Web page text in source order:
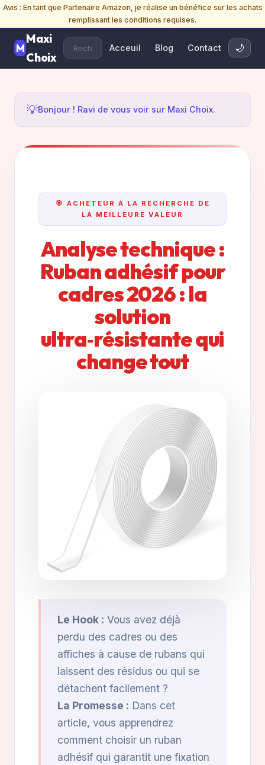
Avis : En tant que Partenaire Amazon, je réalise un bénéfice sur les achats
remplissant les conditions requises.
Maxi
Choix
Acceuil Blog Contact 🌙
💡Bonjour ! Ravi de vous voir sur Maxi Choix.
🎯 ACHETEUR À LA RECHERCHE DE
LA MEILLEURE VALEUR
Analyse technique :
Ruban adhésif pour
cadres 2026 : la
solution
ultra‑résistante qui
change tout
Le Hook : Vous avez déjà
perdu des cadres ou des
affiches à cause de rubans qui
laissent des résidus ou qui se
détachent facilement ?
La Promesse : Dans cet
article, vous apprendrez
comment choisir un ruban
adhésif qui garantit une fixation